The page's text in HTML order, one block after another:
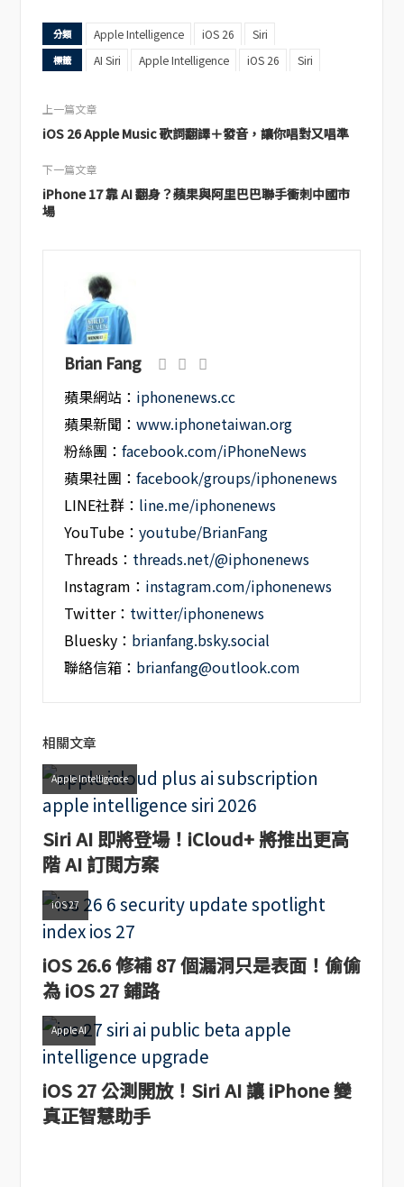
分類 Apple Intelligence iOS 26 Siri
標籤 AI Siri Apple Intelligence iOS 26 Siri
上一篇文章
iOS 26 Apple Music 歌詞翻譯＋發音，讓你唱對又唱準
下一篇文章
iPhone 17 靠 AI 翻身？蘋果與阿里巴巴聯手衝刺中國市
場
Brian Fang
蘋果網站： iphonenews.cc
蘋果新聞：www.iphonetaiwan.org
粉絲團：facebook.com/iPhoneNews
蘋果社團：facebook/groups/iphonenews
LINE社群： line.me/iphonenews
YouTube：youtube/BrianFang
Threads： threads.net/@iphonenews
Instagram： instagram.com/iphonenews
Twitter： twitter/iphonenews
Bluesky： brianfang.bsky.social
聯絡信箱： brianfang@outlook.com
相關文章
Apple Intelligence
Siri AI 即將登場！iCloud+ 將推出更高
階 AI 訂閱方案
iOS 27
iOS 26.6 修補 87 個漏洞只是表面！偷偷
為 iOS 27 鋪路
Apple AI
iOS 27 公測開放！Siri AI 讓 iPhone 變
真正智慧助手